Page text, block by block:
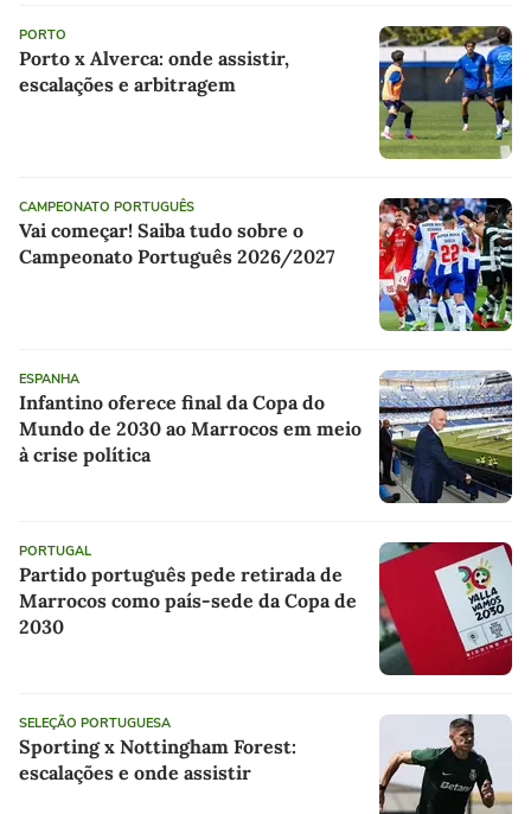
PORTO
Porto x Alverca: onde assistir,
escalações e arbitragem
CAMPEONATO PORTUGUÊS
Vai começar! Saiba tudo sobre o
Campeonato Português 2026/2027
ESPANHA
Infantino oferece final da Copa do
Mundo de 2030 ao Marrocos em meio
à crise política
PORTUGAL
Partido português pede retirada de
Marrocos como país-sede da Copa de
2030
SELEÇÃO PORTUGUESA
Sporting x Nottingham Forest:
escalações e onde assistir